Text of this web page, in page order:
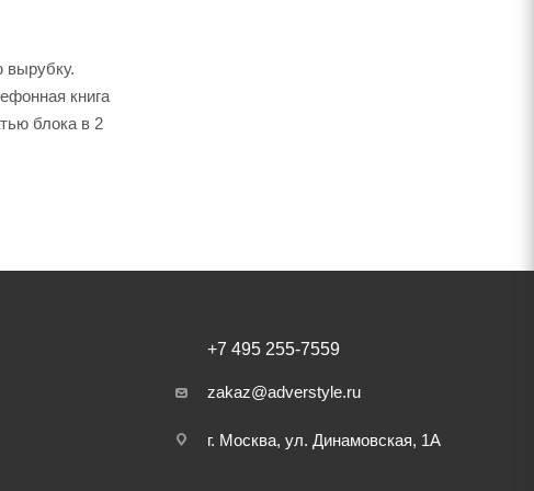
вырубку.
книга
блока в 2
+7 495 255-7559
zakaz@adverstyle.ru
г. Москва, ул. Динамовская, 1А